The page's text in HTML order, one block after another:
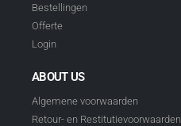
Bestellingen
Offerte
Login
ABOUT US
Algemene voorwaarden
Retour- en Restitutievoorwaarden